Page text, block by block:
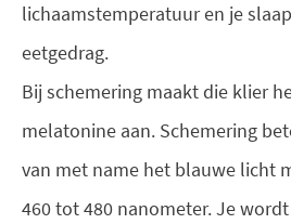
lichaamstemperatuur en je
eetgedrag.
Bij schemering maakt die klier
melatonine aan. Schemering
van met name het blauwe licht
460 tot 480 nanometer. Je